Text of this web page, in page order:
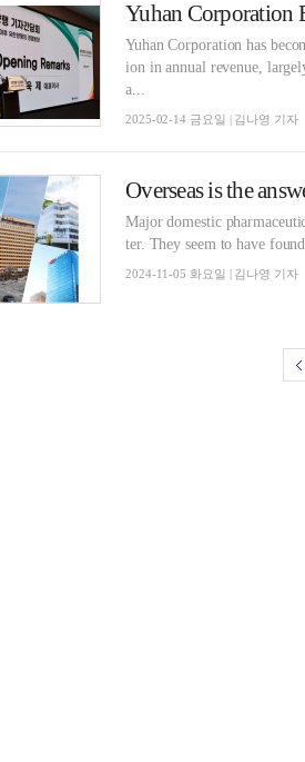
Yuhan Corporation has
ion in annual revenue,
a...
2025-02-14 금요일 | 김나영 기자
Major domestic
ter. They seem to have
2024-11-05 화요일 | 김나영 기자